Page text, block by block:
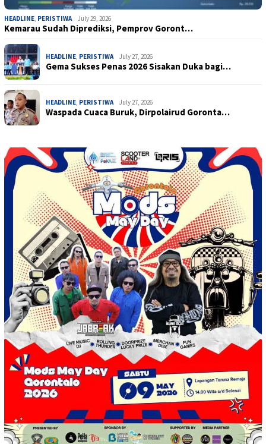
HEADLINE PERISTIWA July 29, 2026
Kemarau Sudah Diprediksi, Pemprov Goront…
HEADLINE PERISTIWA July 27, 2026
Gema Sukses Penas 2026 Sisakan Duka bagi…
HEADLINE PERISTIWA July 27, 2026
Waspada Cuaca Buruk, Dirpolairud Goronta…